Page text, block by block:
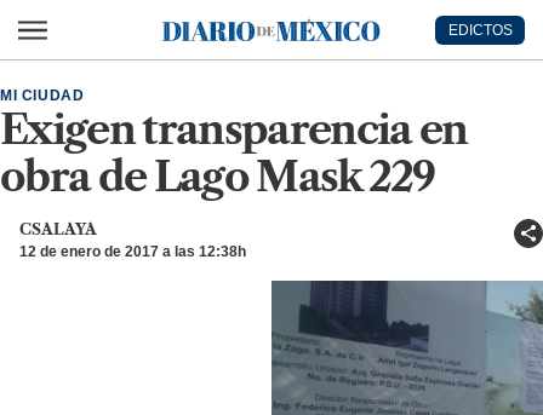
Diario de México
EDICTOS
Exigen transparencia en
obra de Lago Mask 229
MI CIUDAD
CSALAYA
12 de enero de 2017 a las 12:38h